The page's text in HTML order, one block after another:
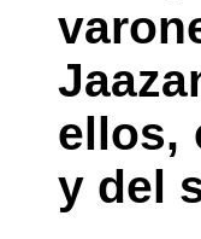
ellos,
y del